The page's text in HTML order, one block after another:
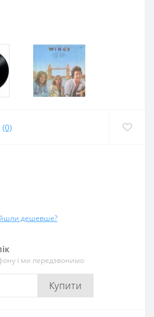
(0)
дешевше?
і ми передзвонимо
Купити